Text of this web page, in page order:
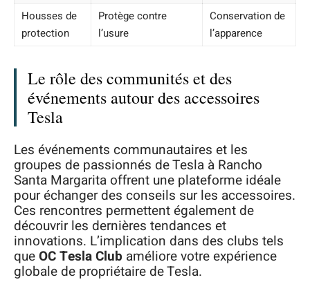
Housses de
protection
Protège contre
l’usure
Conservation de
l’apparence
Le rôle des communités et des
événements autour des accessoires
Tesla
Les événements communautaires et les
groupes de passionnés de Tesla à Rancho
Santa Margarita offrent une plateforme idéale
pour échanger des conseils sur les accessoires.
Ces rencontres permettent également de
découvrir les dernières tendances et
innovations. L’implication dans des clubs tels
queOC Tesla Club améliore votre expérience
globale de propriétaire de Tesla.